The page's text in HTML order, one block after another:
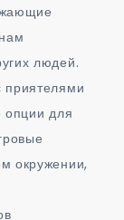
людей.
опции для
окружении,